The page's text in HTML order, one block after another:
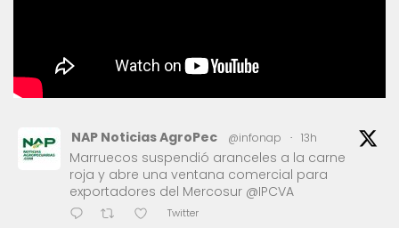
NAP Noticias AgroPec @infonap · 13h
Marruecos suspendió aranceles a la carne
roja y abre una ventana comercial para
exportadores del Mercosur @IPCVA
Twitter